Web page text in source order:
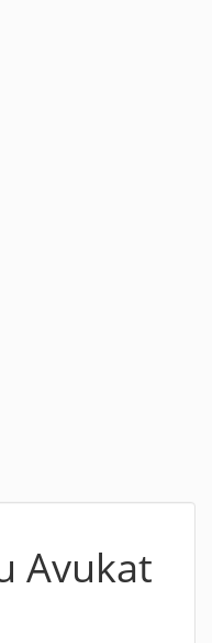
Avukat